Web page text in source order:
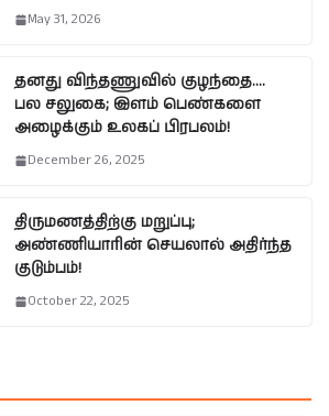
May 31, 2026
தனது விந்தணுவில் குழந்தை….
பல சலுகை; இளம் பெண்களை
அழைக்கும் உலகப் பிரபலம்!
December 26, 2025
திருமணத்திற்கு மறுப்பு;
அண்ணியாரின் செயலால் அதிர்ந்த
குடும்பம்!
October 22, 2025